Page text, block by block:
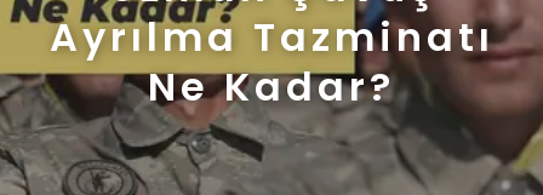
Ayrılma Tazminatı
Ne Kadar?